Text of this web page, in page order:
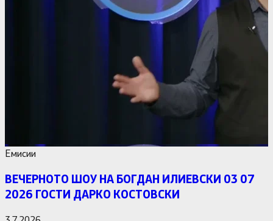
Емисии
ВЕЧЕРНОТО ШОУ НА БОГДАН ИЛИЕВСКИ 03 07
2026 ГОСТИ ДАРКО КОСТОВСКИ